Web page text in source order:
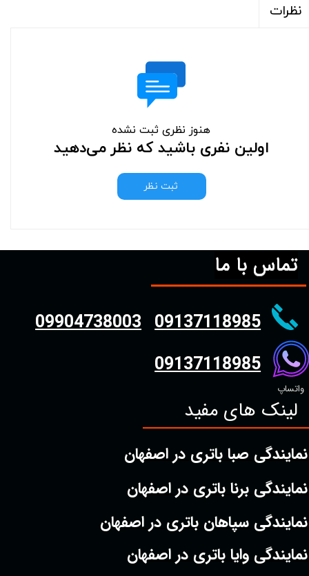
نظرات
هنوز نظری ثبت نشده
اولین نفری باشید که نظر می‌دهید
ثبت نظر
تماس با ما
واتساپ
09904738003 09137118985
09137118985
لینک های مفید
نمایندگی صبا باتری در اصفهان
نمایندگی برنا باتری در اصفهان
نمایندگی سپاهان باتری در اصفهان
نمایندگی وایا باتری در اصفهان